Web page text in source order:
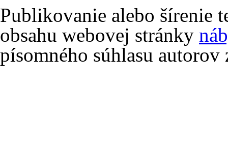
Publikovanie alebo šírenie
obsahu webovej stránky
písomného súhlasu autorov